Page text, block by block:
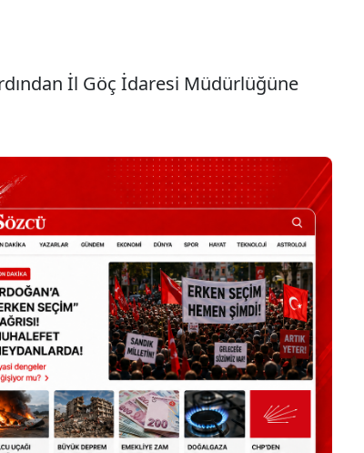
Sesi Aç
İl Göç İdaresi Müdürlüğüne